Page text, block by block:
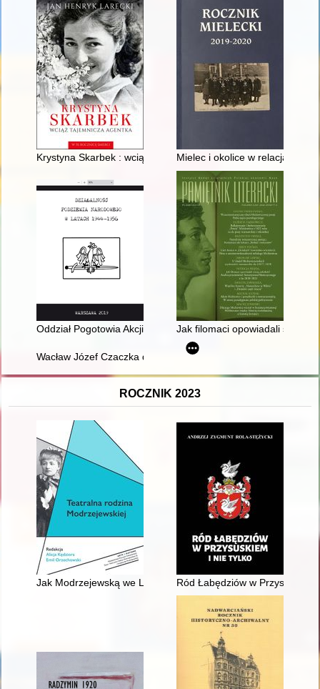
Krystyna Skarbek : wciąż tajemnicza agentka
Mielec i okolice w relacjach
Oddział Pogotowia Akcji Specjalnej NZW Białystok ppor.
Jak filomaci opowiadali swoją
Wacław Józef Czaczka de Ruciński
ROCZNIK 2023
Jak Modrzejewską we Lwowie fetowanoRód Łabędziów w Przysuskiem